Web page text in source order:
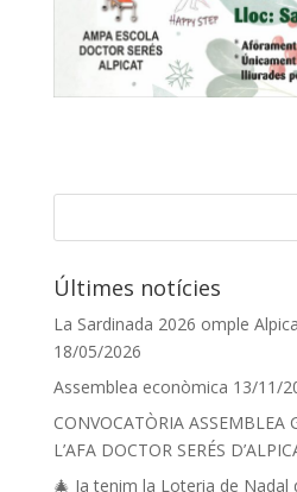
Últimes notícies
La Sardinada 2026 omple
18/05/2026
Assemblea econòmica 13/11/
CONVOCATÒRIA ASSEMBLEA
L’AFA DOCTOR SERÉS
🎄 Ja tenim la Loteria de Nadal